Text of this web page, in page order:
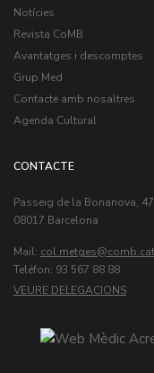
Notícies
Revista CoMB
Avantatges i descomptes
Grup Med
Contacte amb nosaltres
Agenda Cultural
CONTACTE
Passeig de la Bonanova, 47
08017 Barcelona
Mail: col.metges
Teléfon: 93 567 88 88
VEURE DELEGACIONS